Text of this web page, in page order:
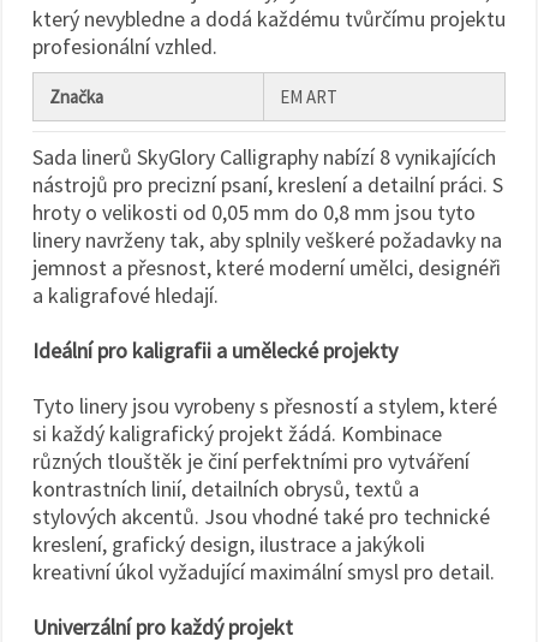
který nevybledne a dodá každému tvůrčímu projektu
profesionální vzhled.
Značka EM ART
Sada linerů SkyGlory Calligraphy nabízí 8 vynikajících
nástrojů pro precizní psaní, kreslení a detailní práci. S
hroty o velikosti od 0,05 mm do 0,8 mm jsou tyto
linery navrženy tak, aby splnily veškeré požadavky na
jemnost a přesnost, které moderní umělci, designéři
a kaligrafové hledají.
Ideální pro kaligrafii a umělecké projekty
Tyto linery jsou vyrobeny s přesností a stylem, které
si každý kaligrafický projekt žádá. Kombinace
různých tlouštěk je činí perfektními pro vytváření
kontrastních linií, detailních obrysů, textů a
stylových akcentů. Jsou vhodné také pro technické
kreslení, grafický design, ilustrace a jakýkoli
kreativní úkol vyžadující maximální smysl pro detail.
Univerzální pro každý projekt